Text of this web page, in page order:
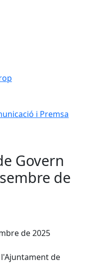
i Premsa
Govern
de
de 2025
de